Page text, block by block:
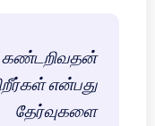
கண்டறிவதன்
என்பது
தேர்வுகளை